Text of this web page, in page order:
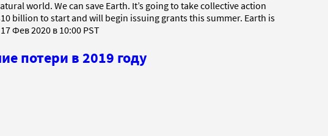
world. We can save Earth. It’s going to take collective action
billion to start and will begin issuing grants this summer. Earth is
Фев 2020 в 10:00 PST
потери в 2019 году